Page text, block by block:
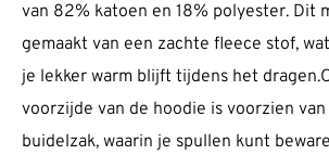
van 82% katoen en 18% polyester. Dit
gemaakt van een zachte fleece stof,
je lekker warm blijft tijdens het
voorzijde van de hoodie is voorzien
buidelzak, waarin je spullen kunt